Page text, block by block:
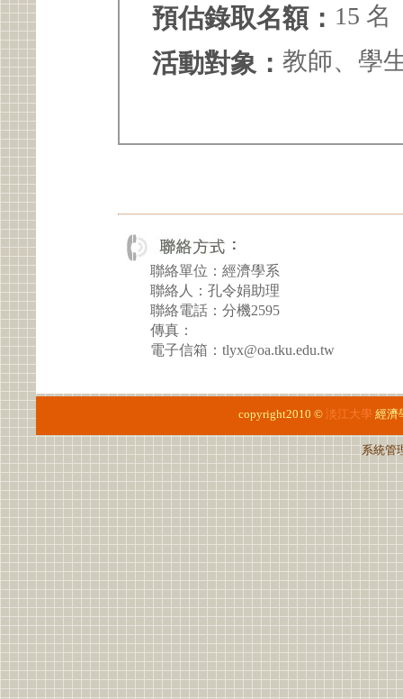
預估錄取名額： 15 名
活動對象： 教師、學
聯絡單位：經濟學系
聯絡人：孔令娟助理
聯絡電話：分機2595
傳真：
電子信箱：tlyx@oa.tku.edu.tw
copyright2010 © 淡江大學 經濟
系統管